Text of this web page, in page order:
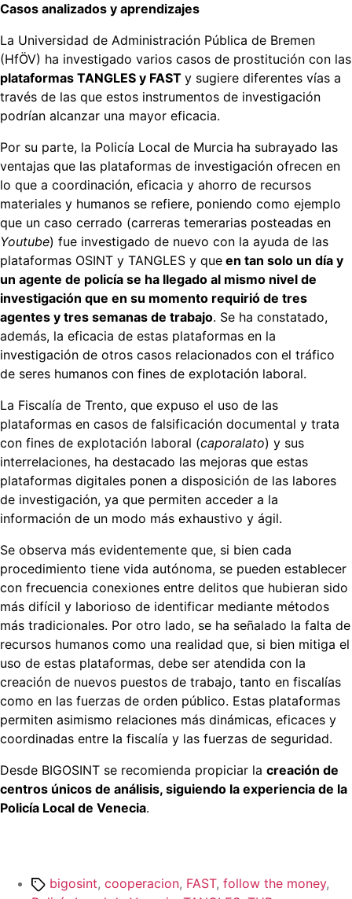
Casos analizados y aprendizajes
La Universidad de Administración Pública de Bremen
(HfÖV) ha investigado varios casos de prostitución con las
plataformas TANGLES y FAST y sugiere diferentes vías a
través de las que estos instrumentos de investigación
podrían alcanzar una mayor eficacia.
Por su parte, la Policía Local de Murcia ha subrayado las
ventajas que las plataformas de investigación ofrecen en
lo que a coordinación, eficacia y ahorro de recursos
materiales y humanos se refiere, poniendo como ejemplo
que un caso cerrado (carreras temerarias posteadas en
Youtube) fue investigado de nuevo con la ayuda de las
plataformas OSINT y TANGLES y que en tan solo un día y
un agente de policía se ha llegado al mismo nivel de
investigación que en su momento requirió de tres
agentes y tres semanas de trabajo. Se ha constatado,
además, la eficacia de estas plataformas en la
investigación de otros casos relacionados con el tráfico
de seres humanos con fines de explotación laboral.
La Fiscalía de Trento, que expuso el uso de las
plataformas en casos de falsificación documental y trata
con fines de explotación laboral (caporalato) y sus
interrelaciones, ha destacado las mejoras que estas
plataformas digitales ponen a disposición de las labores
de investigación, ya que permiten acceder a la
información de un modo más exhaustivo y ágil.
Se observa más evidentemente que, si bien cada
procedimiento tiene vida autónoma, se pueden establecer
con frecuencia conexiones entre delitos que hubieran sido
más difícil y laborioso de identificar mediante métodos
más tradicionales. Por otro lado, se ha señalado la falta de
recursos humanos como una realidad que, si bien mitiga el
uso de estas plataformas, debe ser atendida con la
creación de nuevos puestos de trabajo, tanto en fiscalías
como en las fuerzas de orden público. Estas plataformas
permiten asimismo relaciones más dinámicas, eficaces y
coordinadas entre la fiscalía y las fuerzas de seguridad.
Desde BIGOSINT se recomienda propiciar la creación de
centros únicos de análisis, siguiendo la experiencia de la
Policía Local de Venecia.
Etiquetas
bigosint, cooperacion, FAST, follow the money,